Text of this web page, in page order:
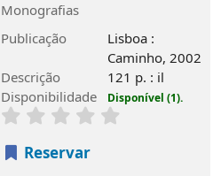
Monografias
Publicação
Lisboa :
Caminho, 2002
Descrição
121 p. : il
Disponibilidade
Disponível (1).
Reservar